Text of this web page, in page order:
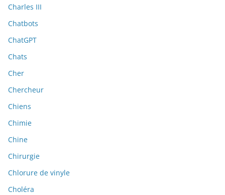
Charles III
Chatbots
ChatGPT
Chats
Cher
Chercheur
Chiens
Chimie
Chine
Chirurgie
Chlorure de vinyle
Choléra